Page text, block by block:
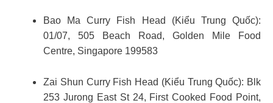
Bao Ma Curry Fish Head (Kiểu Trung Quốc):
01/07, 505 Beach Road, Golden Mile Food
Centre, Singapore 199583
Zai Shun Curry Fish Head (Kiểu Trung Quốc): Blk
253 Jurong East St 24, First Cooked Food Point,